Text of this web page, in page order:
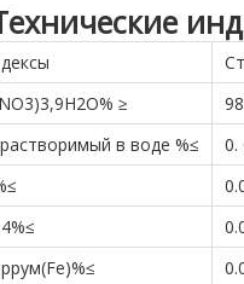
≥
в воде %≤
0.